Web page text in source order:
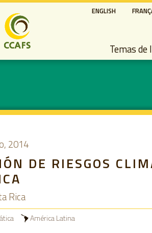
ENGLISH
Main
Temas
2014
DE RIESGOS
Rica
América Latina